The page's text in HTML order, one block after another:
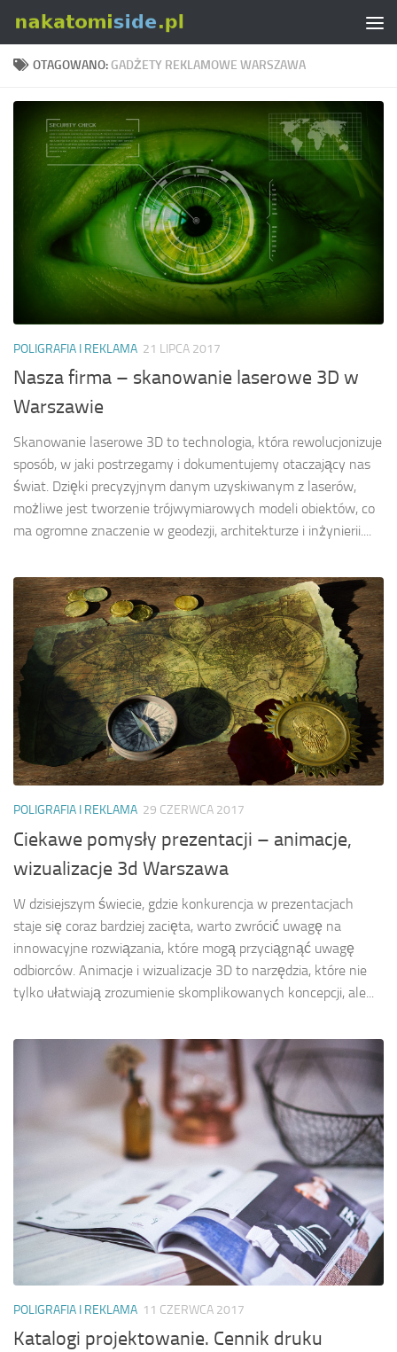
Skip to content
OTAGOWANO: GADŻETY REKLAMOWE WARSZAWA
POLIGRAFIA I REKLAMA 21 LIPCA 2017
Nasza firma – skanowanie laserowe 3D w
Warszawie
Skanowanie laserowe 3D to technologia, która rewolucjonizuje
sposób, w jaki postrzegamy i dokumentujemy otaczający nas
świat. Dzięki precyzyjnym danym uzyskiwanym z laserów,
możliwe jest tworzenie trójwymiarowych modeli obiektów, co
ma ogromne znaczenie w geodezji, architekturze i inżynierii....
POLIGRAFIA I REKLAMA 29 CZERWCA 2017
Ciekawe pomysły prezentacji – animacje,
wizualizacje 3d Warszawa
W dzisiejszym świecie, gdzie konkurencja w prezentacjach
staje się coraz bardziej zacięta, warto zwrócić uwagę na
innowacyjne rozwiązania, które mogą przyciągnąć uwagę
odbiorców. Animacje i wizualizacje 3D to narzędzia, które nie
tylko ułatwiają zrozumienie skomplikowanych koncepcji, ale...
POLIGRAFIA I REKLAMA 11 CZERWCA 2017
Katalogi projektowanie. Cennik druku